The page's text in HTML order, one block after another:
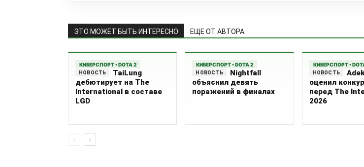
ЭТО МОЖЕТ БЫТЬ ИНТЕРЕСНО ЕЩЕ ОТ АВТОРА
КИБЕРСПОРТ • DOTA 2
TaiLung
дебютирует на The
International в составе
LGD
КИБЕРСПОРТ • DOTA 2
Nightfall
объяснил девять
поражений в финалах
КИБЕРСПОРТ •
оценил
перед The
2026